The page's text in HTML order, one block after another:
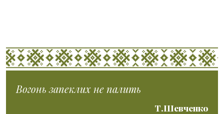
Вогонь запеклих не палить
Т.Шевченко